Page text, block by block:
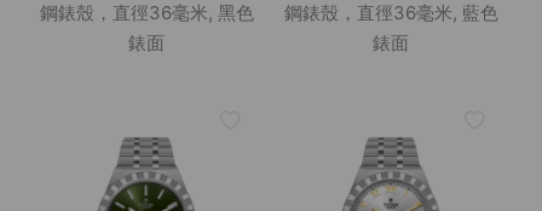
鋼錶殼，直徑36毫米, 黑色
錶面
鋼錶殼，直徑36毫米, 藍色
錶面